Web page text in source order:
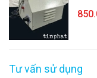
Tư vấn sử dụng